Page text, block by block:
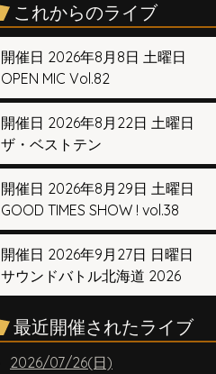
これからのライブ
開催日 2026年8月8日 土曜日
OPEN MIC Vol.82
開催日 2026年8月22日 土曜日
ザ・ベストテン
開催日 2026年8月29日 土曜日
GOOD TIMES SHOW ! vol.38
開催日 2026年9月27日 日曜日
サウンドバトル北海道 2026
最近開催されたライブ
2026/07/26(日)